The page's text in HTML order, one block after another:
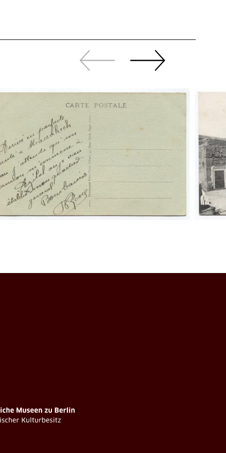
Zurück
sliden
Weiter
sliden